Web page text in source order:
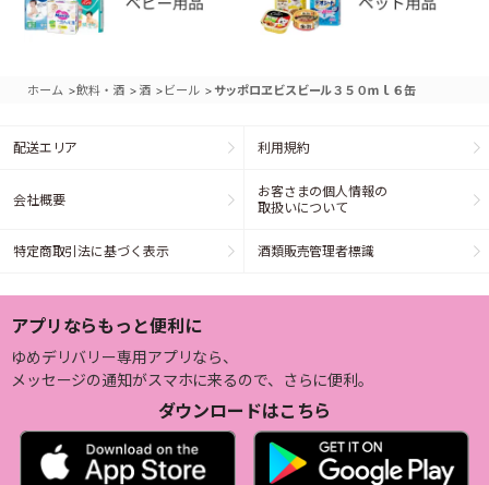
ホーム >飲料・酒 > 酒 > ビール > サッポロヱビスビール３５０ｍｌ６缶
配送エリア 利用規約
会社概要
お客さまの個人情報の
取扱いについて
特定商取引法に基づく表示 酒類販売管理者標識
アプリならもっと便利に
ゆめデリバリー専用アプリなら、
メッセージの通知がスマホに来るので、さらに便利。
ダウンロードはこちら